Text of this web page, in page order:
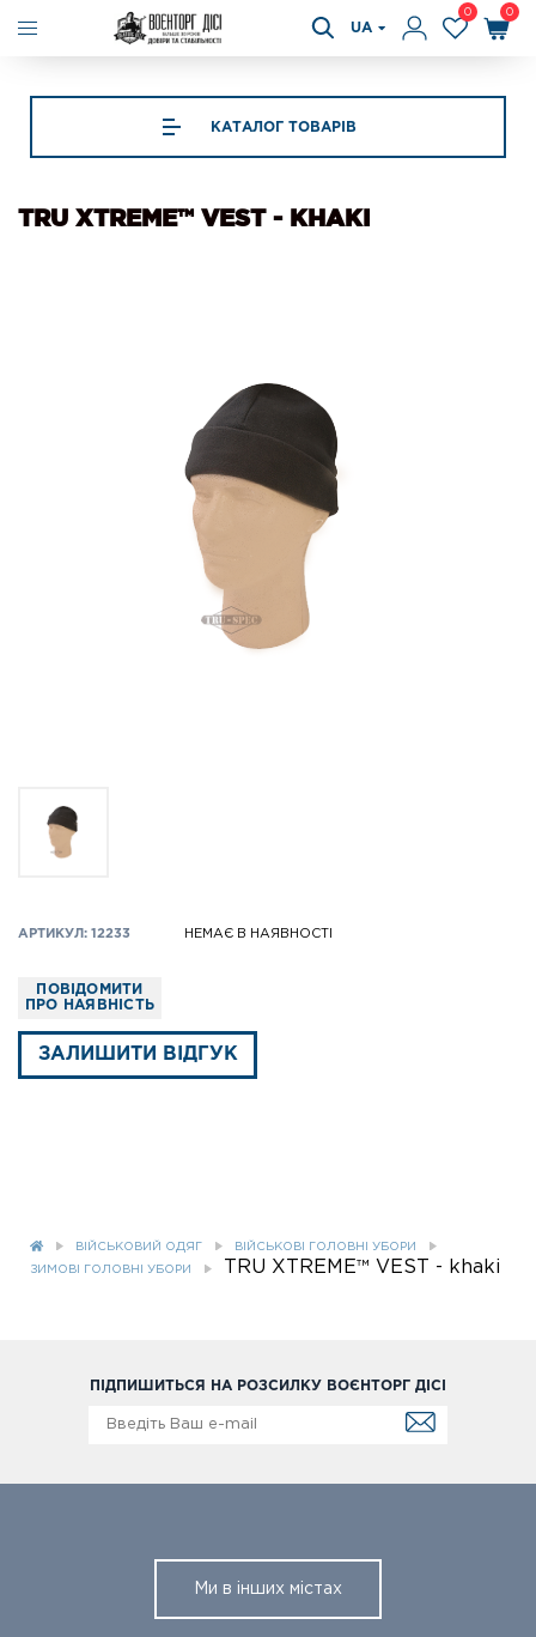
UA
0 0
КАТАЛОГ ТОВАРІВ
TRU XTREME™ VEST - KHAKI
АРТИКУЛ: 12233 НЕМАЄ В НАЯВНОСТІ
ПОВІДОМИТИ
ПРО НАЯВНІСТЬ
ЗАЛИШИТИ ВІДГУК
ВІЙСЬКОВИЙ ОДЯГ ВІЙСЬКОВІ ГОЛОВНІ УБОРИ
ЗИМОВІ ГОЛОВНІ УБОРИ TRU XTREME™ VEST - khaki
ПІДПИШИТЬСЯ НА РОЗСИЛКУ ВОЄНТОРГ ДІСІ
Ми в інших містах